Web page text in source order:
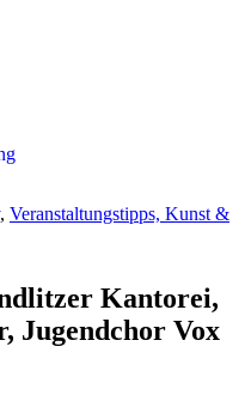
, Veranstaltungstipps, Kunst &
Kantorei,
Jugendchor Vox